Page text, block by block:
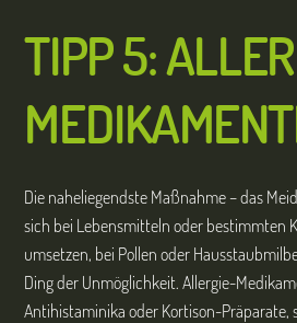
TIPP 5:
Die naheliegendste Maßnahme – das
sich bei Lebensmitteln oder bestimmten
umsetzen, bei Pollen oder
Ding der Unmöglichkeit. Allergie-
Antihistaminika oder Kortison-Präparate,